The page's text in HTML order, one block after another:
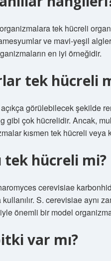
tek hücreli
ve mavi-yeşil
en iyi örneğidir.
tek hücreli
görülebilecek şekilde
gibi çok hücrelidir. Ancak,
kısmen tek hücreli veya
tek hücreli mi?
cerevisiae
kullanılır. S. cerevisiae aynı
önemli bir model
var mı?